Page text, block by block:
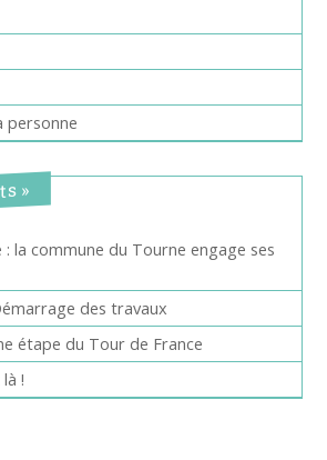
personne
»
la commune du Tourne engage ses
des travaux
étape du Tour de France
!